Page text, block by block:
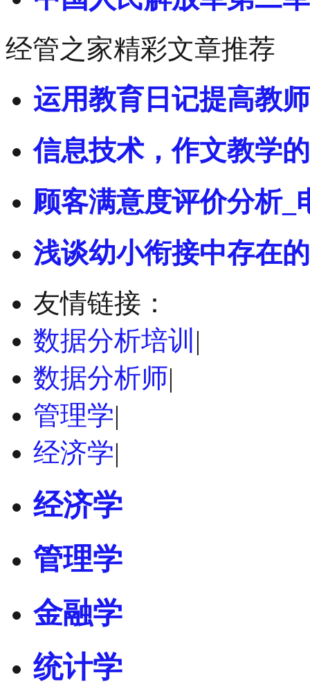
经管之家精彩文章推荐
运用教育日记提高教
信息技术，作文教学
顾客满意度评价分析_
浅谈幼小衔接中存在
友情链接：
数据分析培训 |
数据分析师|
管理学|
经济学|
经济学
管理学
金融学
统计学